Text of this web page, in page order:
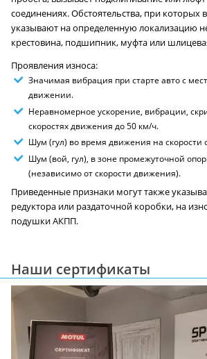
соединениях. Обстоятельства, при
указывают на определенную локализацию
крестовина, подшипник, муфта или
Проявления износа:
Значимая вибрация при старте авто с
движении.
Неравномерное ускорение, вибрации,
скоростях движения до 50 км/ч.
Шум (гул) во время движения на скорости
Шум (вой, гул), в зоне промежуточной
(независимо от скорости движения).
Приведенные признаки могут также
редуктора или раздаточной коробки, на
подушки АКПП.
Наши сертификаты